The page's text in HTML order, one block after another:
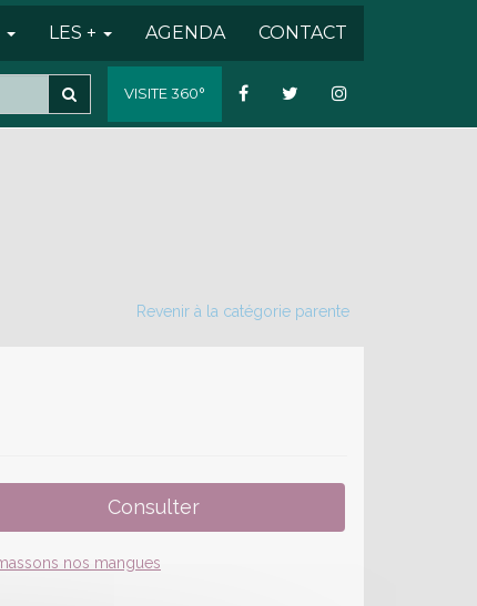
LES + AGENDA CONTACT
VISITE 360°
Revenir à la catégorie parente